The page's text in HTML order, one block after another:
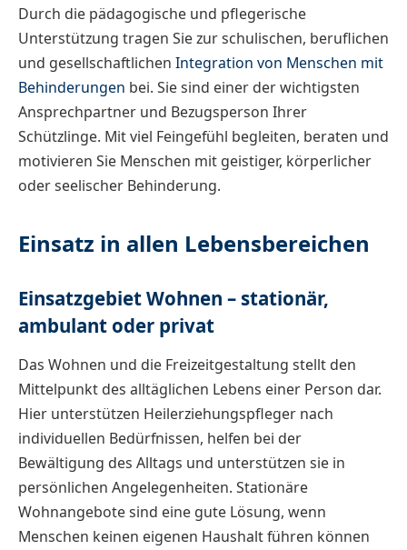
Durch die pädagogische und pflegerische
Unterstützung tragen Sie zur schulischen, beruflichen
und gesellschaftlichen Integration von Menschen mit
Behinderungen bei. Sie sind einer der wichtigsten
Ansprechpartner und Bezugsperson Ihrer
Schützlinge. Mit viel Feingefühl begleiten, beraten und
motivieren Sie Menschen mit geistiger, körperlicher
oder seelischer Behinderung.
Einsatz in allen Lebensbereichen
Einsatzgebiet Wohnen – stationär,
ambulant oder privat
Das Wohnen und die Freizeitgestaltung stellt den
Mittelpunkt des alltäglichen Lebens einer Person dar.
Hier unterstützen Heilerziehungspfleger nach
individuellen Bedürfnissen, helfen bei der
Bewältigung des Alltags und unterstützen sie in
persönlichen Angelegenheiten. Stationäre
Wohnangebote sind eine gute Lösung, wenn
Menschen keinen eigenen Haushalt führen können